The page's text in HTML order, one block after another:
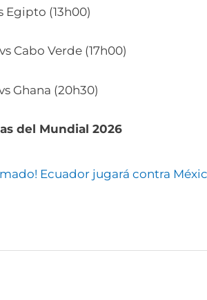
Egipto (13h00)
Cabo Verde (17h00)
Ghana (20h30)
del Mundial 2026
Ecuador jugará contra